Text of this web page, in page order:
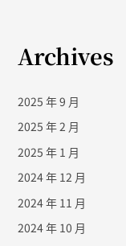
Archives
2025 年 9 月
2025 年 2 月
2025 年 1 月
2024 年 12 月
2024 年 11 月
2024 年 10 月